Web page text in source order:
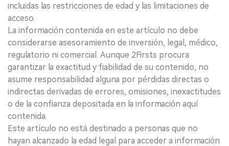
incluidas las restricciones de edad y las limitaciones de
acceso.
La información contenida en este artículo no debe
considerarse asesoramiento de inversión, legal, médico,
regulatorio ni comercial. Aunque 2Firsts procura
garantizar la exactitud y fiabilidad de su contenido, no
asume responsabilidad alguna por pérdidas directas o
indirectas derivadas de errores, omisiones, inexactitudes
o de la confianza depositada en la información aquí
contenida.
Este artículo no está destinado a personas que no
hayan alcanzado la edad legal para acceder a información